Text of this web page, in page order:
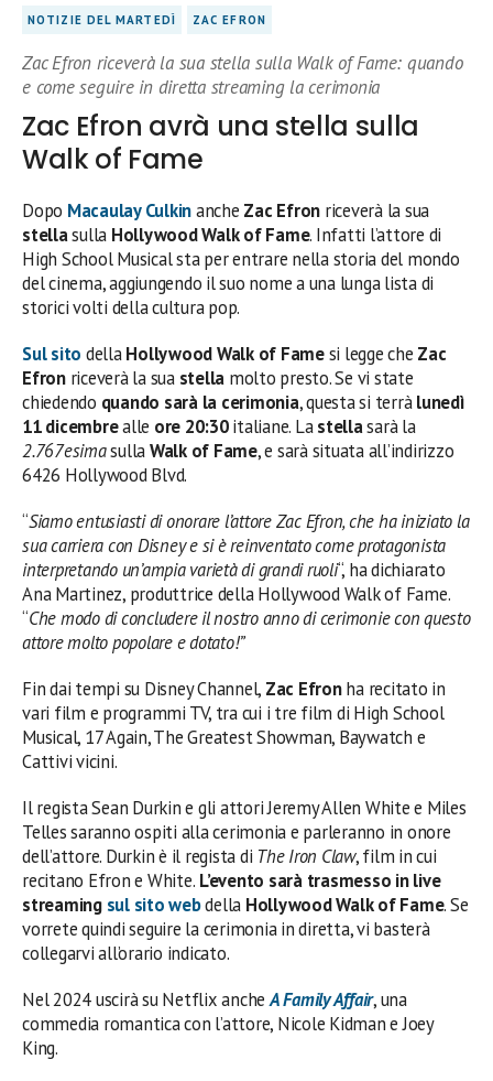
NOTIZIE DEL MARTEDÌ ZAC EFRON
Zac Efron riceverà la sua stella sulla Walk of Fame: quando
e come seguire in diretta streaming la cerimonia
Zac Efron avrà una stella sulla
Walk of Fame
Dopo Macaulay Culkinanche Zac Efron riceverà la sua
stellasulla Hollywood Walk of Fame. Infatti l’attore di
High School Musical sta per entrare nella storia del mondo
del cinema, aggiungendo il suo nome a una lunga lista di
storici volti della cultura pop.
Sul sito dellaHollywood Walk of Famesi legge che Zac
Efronriceverà la sua stella molto presto. Se vi state
chiedendo quando sarà la cerimonia, questa si terràlunedì
11 dicembrealle ore 20:30italiane. Lastellasarà la
2.767esimasullaWalk of Fame, e sarà situata all’indirizzo
6426 Hollywood Blvd.
“Siamo entusiasti di onorare l’attore Zac Efron, che ha iniziato la
sua carriera con Disney e si è reinventato come protagonista
interpretando un’ampia varietà di grandi ruoli“, ha dichiarato
Ana Martinez, produttrice della Hollywood Walk of Fame.
“Che modo di concludere il nostro anno di cerimonie con questo
attore molto popolare e dotato!”
Fin dai tempi su Disney Channel, Zac Efronha recitato in
vari film e programmi TV, tra cui i tre film di High School
Musical, 17 Again, The Greatest Showman, Baywatch e
Cattivi vicini.
Il regista Sean Durkin e gli attori Jeremy Allen White e Miles
Telles saranno ospiti alla cerimonia e parleranno in onore
dell’attore. Durkin è il regista di The Iron Claw, film in cui
recitano Efron e White. L’evento sarà trasmesso in live
streaming sul sito webdella Hollywood Walk of Fame. Se
vorrete quindi seguire la cerimonia in diretta, vi basterà
collegarvi all’orario indicato.
Nel 2024 uscirà su Netflix ancheA Family Affair, una
commedia romantica con l’attore, Nicole Kidman e Joey
King.